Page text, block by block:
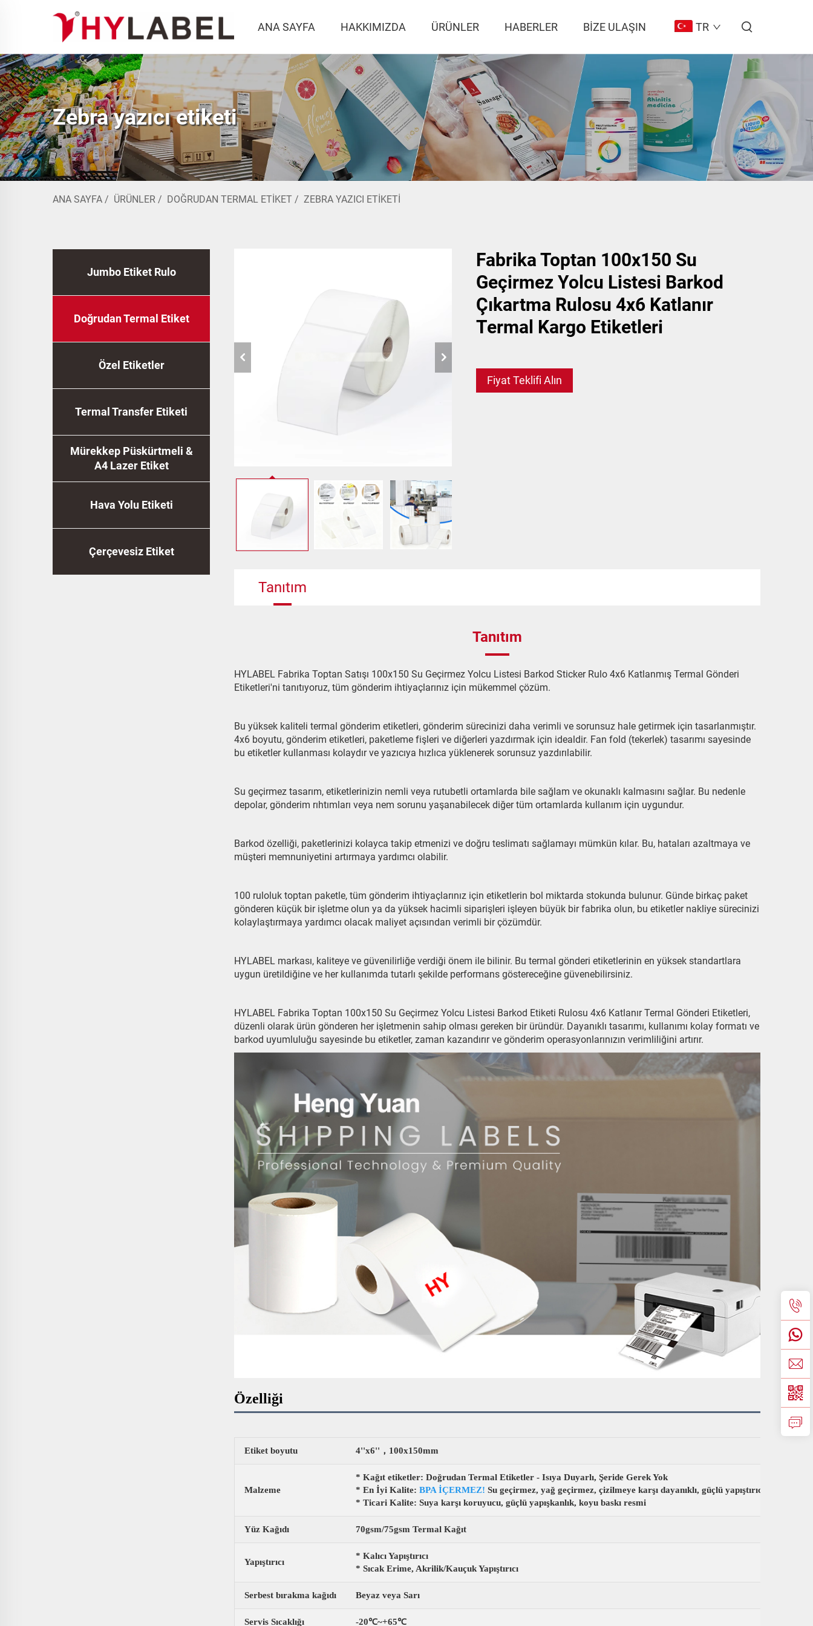
ANA SAYFA HAKKIMIZDA ÜRÜNLER HABERLER BIZE ULAŞIN TR
Zebra yazıcı etiketi
ANA SAYFA / ÜRÜNLER / DOĞRUDAN TERMAL ETIKET / ZEBRA YAZICI ETIKETI
Jumbo Etiket Rulo
Doğrudan Termal Etiket
Özel Etiketler
Termal Transfer Etiketi
Mürekkep Püskürtmeli &
A4 Lazer Etiket
Hava Yolu Etiketi
Çerçevesiz Etiket
Fabrika Toptan 100x150 Su
Geçirmez Yolcu Listesi Barkod
Çıkartma Rulosu 4x6 Katlanır
Termal Kargo Etiketleri
Fiyat Teklifi Alın
Tanıtım
Tanıtım
HYLABEL Fabrika Toptan Satışı 100x150 Su Geçirmez Yolcu Listesi Barkod Sticker Rulo 4x6 Katlanmış Termal Gönderi
Etiketleri'ni tanıtıyoruz, tüm gönderim ihtiyaçlarınız için mükemmel çözüm.
Bu yüksek kaliteli termal gönderim etiketleri, gönderim sürecinizi daha verimli ve sorunsuz hale getirmek için tasarlanmıştır.
4x6 boyutu, gönderim etiketleri, paketleme fişleri ve diğerleri yazdırmak için idealdir. Fan fold (tekerlek) tasarımı sayesinde
bu etiketler kullanması kolaydır ve yazıcıya hızlıca yüklenerek sorunsuz yazdırılabilir.
Su geçirmez tasarım, etiketlerinizin nemli veya rutubetli ortamlarda bile sağlam ve okunaklı kalmasını sağlar. Bu nedenle
depolar, gönderim rıhtımları veya nem sorunu yaşanabilecek diğer tüm ortamlarda kullanım için uygundur.
Barkod özelliği, paketlerinizi kolayca takip etmenizi ve doğru teslimatı sağlamayı mümkün kılar. Bu, hataları azaltmaya ve
müşteri memnuniyetini artırmaya yardımcı olabilir.
100 ruloluk toptan paketle, tüm gönderim ihtiyaçlarınız için etiketlerin bol miktarda stokunda bulunur. Günde birkaç paket
gönderen küçük bir işletme olun ya da yüksek hacimli siparişleri işleyen büyük bir fabrika olun, bu etiketler nakliye sürecinizi
kolaylaştırmaya yardımcı olacak maliyet açısından verimli bir çözümdür.
HYLABEL markası, kaliteye ve güvenilirliğe verdiği önem ile bilinir. Bu termal gönderi etiketlerinin en yüksek standartlara
uygun üretildiğine ve her kullanımda tutarlı şekilde performans göstereceğine güvenebilirsiniz.
HYLABEL Fabrika Toptan 100x150 Su Geçirmez Yolcu Listesi Barkod Etiketi Rulosu 4x6 Katlanır Termal Gönderi Etiketleri,
düzenli olarak ürün gönderen her işletmenin sahip olması gereken bir üründür. Dayanıklı tasarımı, kullanımı kolay formatı ve
barkod uyumluluğu sayesinde bu etiketler, zaman kazandırır ve gönderim operasyonlarınızın verimliliğini artırır.
Özelliği
Etiket boyutu 4''x6''，100x150mm
Malzeme
* Kağıt etiketler: Doğrudan Termal Etiketler - Isıya Duyarlı, Şeride Gerek Yok
* En İyi Kalite: BPA İÇERMEZ! Su geçirmez, yağ geçirmez, çizilmeye karşı dayanıklı, güçlü yapıştırıcı, koyu
* Ticari Kalite: Suya karşı koruyucu, güçlü yapışkanlık, koyu baskı resmi
Yüz Kağıdı 70gsm/75gsm Termal Kağıt
Yapıştırıcı
* Kalıcı Yapıştırıcı
* Sıcak Erime, Akrilik/Kauçuk Yapıştırıcı
Serbest bırakma kağıdı Beyaz veya Sarı
Servis Sıcaklığı -20℃~+65℃